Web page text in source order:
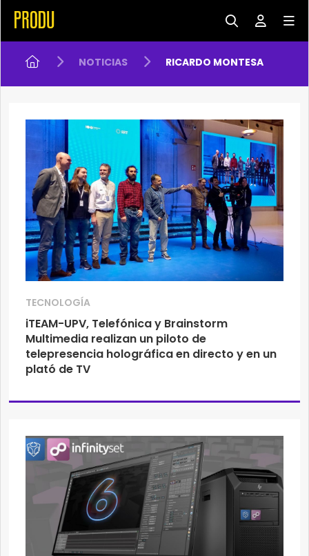
NOTICIAS RICARDO MONTESA
TECNOLOGÍA
iTEAM-UPV, Telefónica y Brainstorm
Multimedia realizan un piloto de
telepresencia holográfica en directo y en un
plató de TV